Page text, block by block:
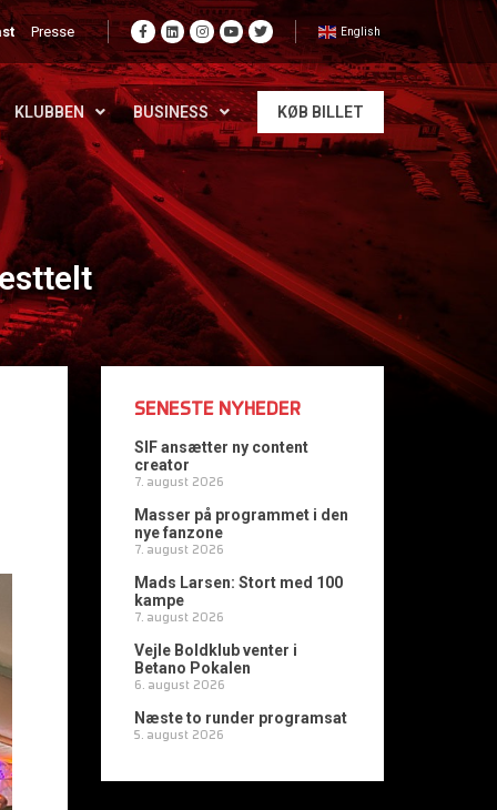
Presse English
KLUBBEN BUSINESS KØB BILLET
SENESTE NYHEDER
SIF ansætter ny content
creator
7. august 2026
Masser på programmet i den
nye fanzone
7. august 2026
Mads Larsen: Stort med 100
kampe
7. august 2026
Vejle Boldklub venter i
Betano Pokalen
6. august 2026
Næste to runder programsat
5. august 2026